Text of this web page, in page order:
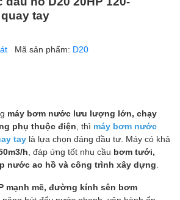
tay
Mã sản phẩm: D20
máy bơm nước lưu lượng lớn, chạy
phụ thuộc điện , thì máy bơm nước
tay là lựa chọn đáng đầu tư. Máy có khả
h , đáp ứng tốt nhu cầu bơm tưới,
nước ao hồ và công trình xây dựng
mạnh mẽ, đường kính sên bơm